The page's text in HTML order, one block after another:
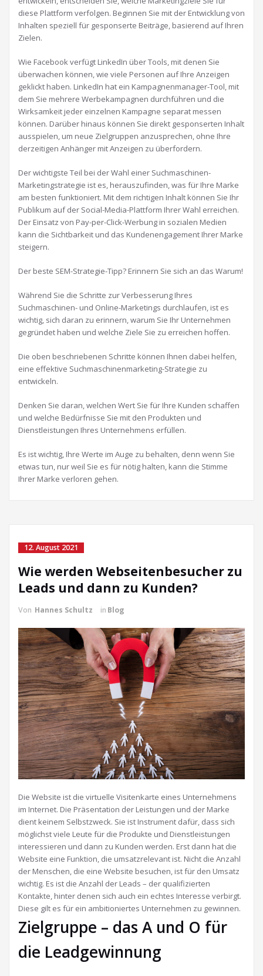
diese Plattform verfolgen. Beginnen Sie mit der Entwicklung von
Inhalten speziell für gesponserte Beiträge, basierend auf Ihren
Zielen.
Wie Facebook verfügt LinkedIn über Tools, mit denen Sie
überwachen können, wie viele Personen auf Ihre Anzeigen
geklickt haben. LinkedIn hat ein Kampagnenmanager-Tool, mit
dem Sie mehrere Werbekampagnen durchführen und die
Wirksamkeit jeder einzelnen Kampagne separat messen
können. Darüber hinaus können Sie direkt gesponserten Inhalt
ausspielen, um neue Zielgruppen anzusprechen, ohne Ihre
derzeitigen Anhänger mit Anzeigen zu überfordern.
Der wichtigste Teil bei der Wahl einer Suchmaschinen-
Marketingstrategie ist es, herauszufinden, was für Ihre Marke
am besten funktioniert. Mit dem richtigen Inhalt können Sie Ihr
Publikum auf der Social-Media-Plattform Ihrer Wahl erreichen.
Der Einsatz von Pay-per-Click-Werbung in sozialen Medien
kann die Sichtbarkeit und das Kundenengagement Ihrer Marke
steigern.
Der beste SEM-Strategie-Tipp? Erinnern Sie sich an das Warum!
Während Sie die Schritte zur Verbesserung Ihres
Suchmaschinen- und Online-Marketings durchlaufen, ist es
wichtig, sich daran zu erinnern, warum Sie Ihr Unternehmen
gegründet haben und welche Ziele Sie zu erreichen hoffen.
Die oben beschriebenen Schritte können Ihnen dabei helfen,
eine effektive Suchmaschinenmarketing-Strategie zu
entwickeln.
Denken Sie daran, welchen Wert Sie für Ihre Kunden schaffen
und welche Bedürfnisse Sie mit den Produkten und
Dienstleistungen Ihres Unternehmens erfüllen.
Es ist wichtig, Ihre Werte im Auge zu behalten, denn wenn Sie
etwas tun, nur weil Sie es für nötig halten, kann die Stimme
Ihrer Marke verloren gehen.
12. August 2021
Wie werden Webseitenbesucher zu
Leads und dann zu Kunden?
Von Hannes Schultz in Blog
Die Website ist die virtuelle Visitenkarte eines Unternehmens
im Internet. Die Präsentation der Leistungen und der Marke
dient keinem Selbstzweck. Sie ist Instrument dafür, dass sich
möglichst viele Leute für die Produkte und Dienstleistungen
interessieren und dann zu Kunden werden. Erst dann hat die
Website eine Funktion, die umsatzrelevant ist. Nicht die Anzahl
der Menschen, die eine Website besuchen, ist für den Umsatz
wichtig. Es ist die Anzahl der Leads – der qualifizierten
Kontakte, hinter denen sich auch ein echtes Interesse verbirgt.
Diese gilt es für ein ambitioniertes Unternehmen zu gewinnen.
Zielgruppe – das A und O für
die Leadgewinnung